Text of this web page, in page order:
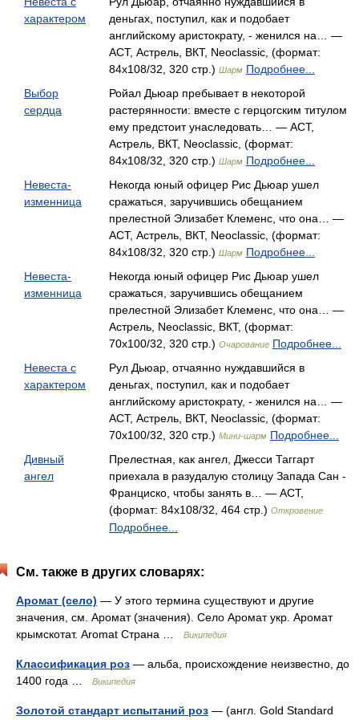
характером
деньгах, поступил, как и подобает
английскому аристократу, - женился на… —
АСТ, Астрель, ВКТ, Neoclassic, (формат:
84x108/32, 320 стр.) Шарм Подробнее...
Выбор
сердца
Ройал Дьюар пребывает в некоторой
растерянности: вместе с герцогским титулом
ему предстоит унаследовать… — АСТ,
Астрель, ВКТ, Neoclassic, (формат:
84x108/32, 320 стр.) Шарм Подробнее...
Невеста-
изменница
Некогда юный офицер Рис Дьюар ушел
сражаться, заручившись обещанием
прелестной Элизабет Клеменс, что она… —
АСТ, Астрель, ВКТ, Neoclassic, (формат:
84x108/32, 320 стр.) Шарм Подробнее...
Невеста-
изменница
Некогда юный офицер Рис Дьюар ушел
сражаться, заручившись обещанием
прелестной Элизабет Клеменс, что она… —
Астрель, Neoclassic, ВКТ, (формат:
70x100/32, 320 стр.) Очарование Подробнее...
Невеста с
характером
Рул Дьюар, отчаянно нуждавшийся в
деньгах, поступил, как и подобает
английскому аристократу, - женился на… —
АСТ, Астрель, ВКТ, Neoclassic, (формат:
70x100/32, 320 стр.) Мини-шарм Подробнее...
Дивный
ангел
Прелестная, как ангел, Джесси Таггарт
приехала в разудалую столицу Запада Сан -
Франциско, чтобы занять в… — АСТ,
(формат: 84x108/32, 464 стр.) Откровение
Подробнее...
См. также в других словарях:
Аромат (село) — У этого термина существуют и другие
значения, см. Аромат (значения). Село Аромат укр. Аромат
крымскотат. Aromat Страна …
Википедия
Классификация роз — альба, происхождение неизвестно, до
1400 года …
Википедия
Золотой стандарт испытаний роз — (англ. Gold Standard